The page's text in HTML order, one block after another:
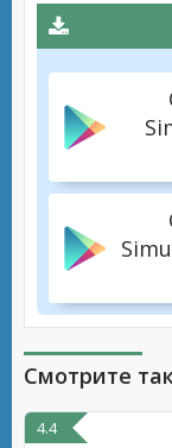
Смотрите
4.4